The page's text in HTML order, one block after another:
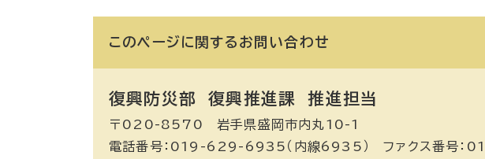
このページに関する お問い合わせ
復興防災部 復興推進課 推進担当
〒020-8570 岩手県盛岡市内丸10-1
電話番号：019-629-6935（内線6935） ファクス番号